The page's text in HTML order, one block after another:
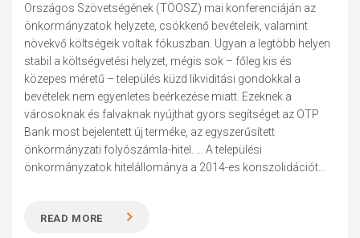
Országos Szövetségének (TÖOSZ) mai konferenciáján az
önkormányzatok helyzete, csökkenő bevételeik, valamint
növekvő költségeik voltak fókuszban. Ugyan a legtöbb helyen
stabil a költségvetési helyzet, mégis sok – főleg kis és
közepes méretű – település küzd likviditási gondokkal a
bevételek nem egyenletes beérkezése miatt. Ezeknek a
városoknak és falvaknak nyújthat gyors segítséget az OTP
Bank most bejelentett új terméke, az egyszerűsített
önkormányzati folyószámla-hitel. ... A települési
önkormányzatok hitelállománya a 2014-es konszolidációt...
READ MORE